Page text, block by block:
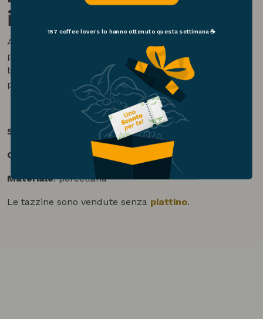
inconfondibile
A questo rituale manca un ultimo fondamentale
passaggio: le
tazzine da caffè. Uniche, inconfondibili,
basse, svasate, larghe, spesse, spessissime, per
prepararvi a casa il vero caffè napoletano.
Scheda tecnica:
Capacità
Materiale: porcellana
Le tazzine sono vendute senza piattino.
157 coffee lovers lo hanno ottenuto questa settimana ☕